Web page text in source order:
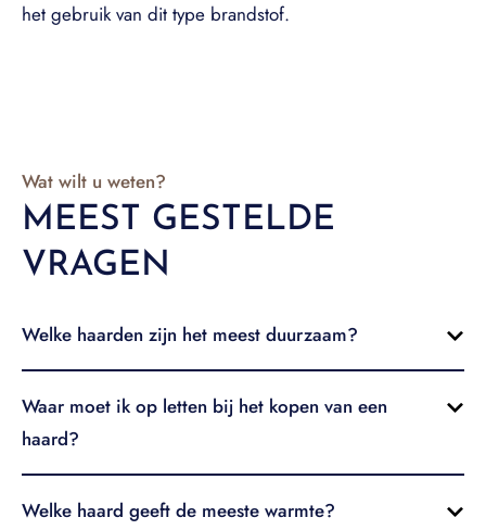
het gebruik van dit type brandstof.
Wat wilt u weten?
MEEST GESTELDE
VRAGEN
Welke haarden zijn het meest duurzaam?
Waar moet ik op letten bij het kopen van een
haard?
Welke haard geeft de meeste warmte?